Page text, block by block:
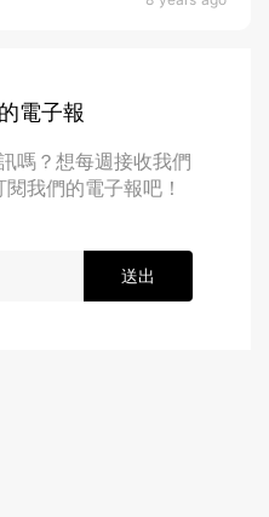
杯】
電子報
嗎？想每週接收我們
我們的電子報吧！
送出